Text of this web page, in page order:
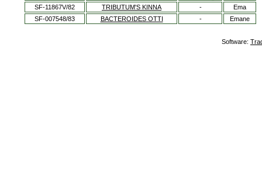
SF-11867V/82
TRIBUTUM'S KINNA -
Ema
SF-007548/83
BACTEROIDES OTTI - Emane
Software: